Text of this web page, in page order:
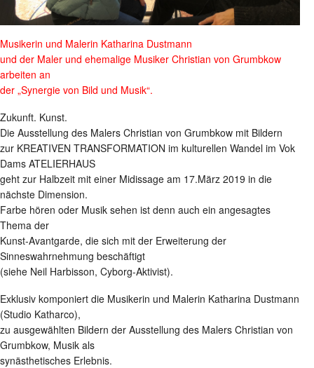
Musikerin und Malerin Katharina Dustmann
und der Maler und ehemalige Musiker Christian von Grumbkow
arbeiten an
der „Synergie von Bild und Musik“.
Zukunft. Kunst.
Die Ausstellung des Malers Christian von Grumbkow mit Bildern
zur KREATIVEN TRANSFORMATION im kulturellen Wandel im Vok
Dams ATELIERHAUS
geht zur Halbzeit mit einer Midissage am 17.März 2019 in die
nächste Dimension.
Farbe hören oder Musik sehen ist denn auch ein angesagtes
Thema der
Kunst-Avantgarde, die sich mit der Erweiterung der
Sinneswahrnehmung beschäftigt
(siehe Neil Harbisson, Cyborg-Aktivist).
Exklusiv komponiert die Musikerin und Malerin Katharina Dustmann
(Studio Katharco),
zu ausgewählten Bildern der Ausstellung des Malers Christian von
Grumbkow, Musik als
synästhetisches Erlebnis.